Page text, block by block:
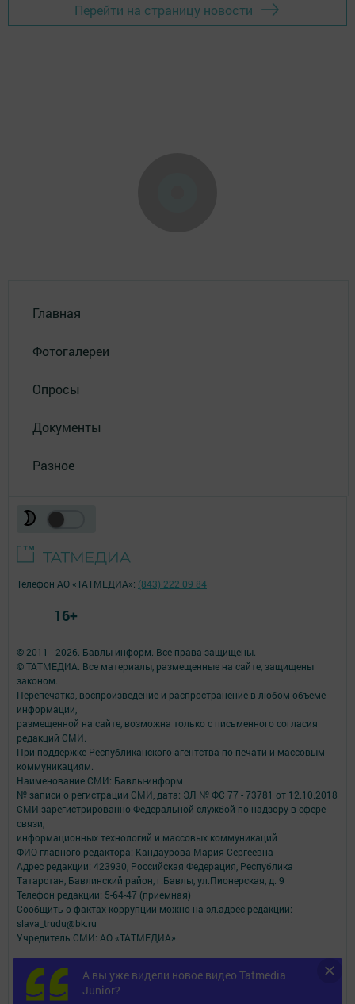
Перейти на страницу новости
Главная
Фотогалереи
Опросы
Документы
Разное
А вы уже видели новое видео Tatmedia
Junior?
© 2011 - 2026. Бавлы-информ. Все права защищены.
© ТАТМЕДИА. Все материалы, размещенные на сайте, защищены
законом.
Перепечатка, воспроизведение и распространение в любом объеме
информации,
размещенной на сайте, возможна только с письменного согласия
редакций СМИ.
При поддержке Республиканского агентства по печати и массовым
коммуникациям.
Наименование СМИ: Бавлы-информ
№ записи о регистрации СМИ, дата: ЭЛ № ФС 77 - 73781 от 12.10.2018
СМИ зарегистрированно Федеральной службой по надзору в сфере
связи,
информационных технологий и массовых коммуникаций
ФИО главного редактора: Кандаурова Мария Сергеевна
Адрес редакции: 423930, Российская Федерация, Республика
Татарстан, Бавлинский район, г.Бавлы, ул.Пионерская, д. 9
Телефон редакции: 5-64-47 (приемная)
Сообщить о фактах коррупции можно на эл.адрес редакции:
slava_trudu@bk.ru
Учредитель СМИ: АО «ТАТМЕДИА»
Антикоррупционная политика
АО «ТАТМЕДИА» использует «cookie»для персонализации сервисов и
удобства пользователей сайтом.
Телефон АО «ТАТМЕДИА»: (843) 222 09 84
16+